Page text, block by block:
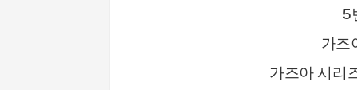
5
가즈
가즈아 시리